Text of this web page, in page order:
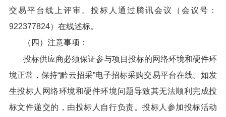
交易平台线上评审。投标人通过腾讯会议（会议号：
922377824）在线述标。
（四）注意事项：
投标供应商必须保证参与项目投标的网络环境和硬件环
境正常，保持“黔云招采”电子招标采购交易平台在线。如发
生投标人网络环境和硬件环境问题导致其无法顺利完成投
标文件递交的，由投标人自行负责。投标人参加投标活动